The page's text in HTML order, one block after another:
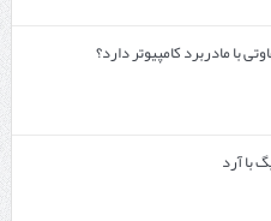
با مادربرد کامپیوتر دارد؟